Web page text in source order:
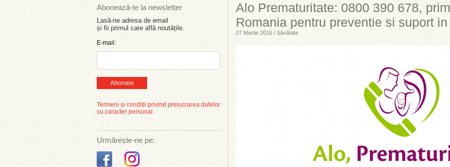
Abonează-te la newsletter
Lasă-ne adresa de email
și fii primul care află noutățile.
E-mail:
Abonare
Termeni și condiții privind prelucrarea datelor
cu caracter personal
Urmărește-ne pe:
Alo Prematuritate: 0800 390 678,
Romania pentru preventie si suport
07 Martie 2016 / Sănătate